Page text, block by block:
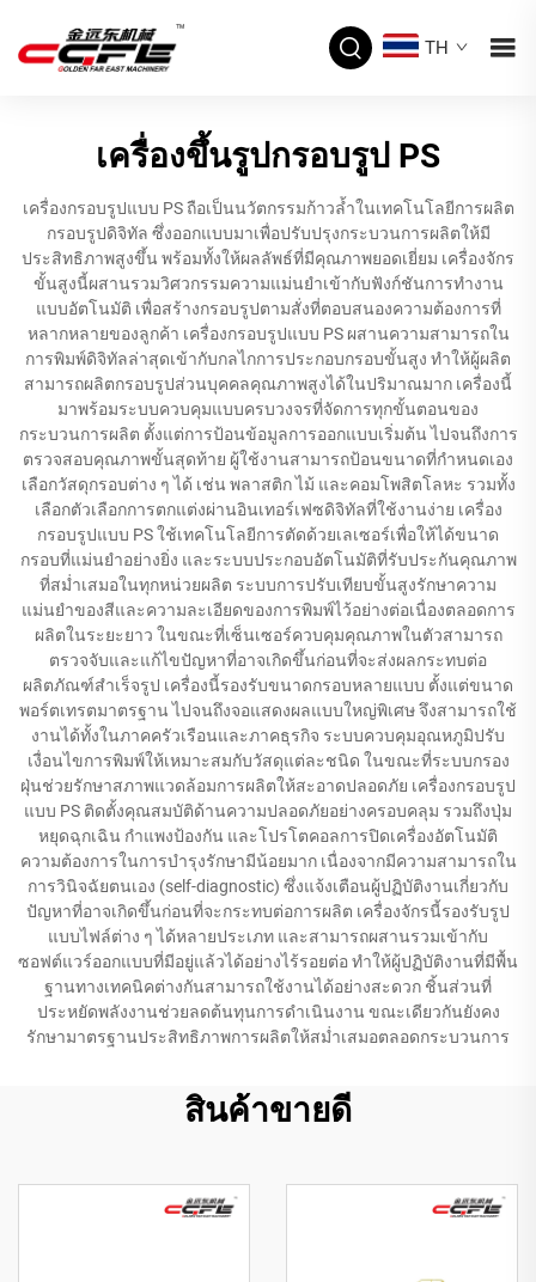
TH
เครื่องขึ้นรูปกรอบรูป PS
เครื่องกรอบรูปแบบ PS ถือเป็นนวัตกรรมก้าวล้ำในเทคโนโลยีการผลิต
กรอบรูปดิจิทัล ซึ่งออกแบบมาเพื่อปรับปรุงกระบวนการผลิตให้มี
ประสิทธิภาพสูงขึ้น พร้อมทั้งให้ผลลัพธ์ที่มีคุณภาพยอดเยี่ยม เครื่องจักร
ขั้นสูงนี้ผสานรวมวิศวกรรมความแม่นยำเข้ากับฟังก์ชันการทำงาน
แบบอัตโนมัติ เพื่อสร้างกรอบรูปตามสั่งที่ตอบสนองความต้องการที่
หลากหลายของลูกค้า เครื่องกรอบรูปแบบ PS ผสานความสามารถใน
การพิมพ์ดิจิทัลล่าสุดเข้ากับกลไกการประกอบกรอบขั้นสูง ทำให้ผู้ผลิต
สามารถผลิตกรอบรูปส่วนบุคคลคุณภาพสูงได้ในปริมาณมาก เครื่องนี้
มาพร้อมระบบควบคุมแบบครบวงจรที่จัดการทุกขั้นตอนของ
กระบวนการผลิต ตั้งแต่การป้อนข้อมูลการออกแบบเริ่มต้น ไปจนถึงการ
ตรวจสอบคุณภาพขั้นสุดท้าย ผู้ใช้งานสามารถป้อนขนาดที่กำหนดเอง
เลือกวัสดุกรอบต่าง ๆ ได้ เช่น พลาสติก ไม้ และคอมโพสิตโลหะ รวมทั้ง
เลือกตัวเลือกการตกแต่งผ่านอินเทอร์เฟซดิจิทัลที่ใช้งานง่าย เครื่อง
กรอบรูปแบบ PS ใช้เทคโนโลยีการตัดด้วยเลเซอร์เพื่อให้ได้ขนาด
กรอบที่แม่นยำอย่างยิ่ง และระบบประกอบอัตโนมัติที่รับประกันคุณภาพ
ที่สม่ำเสมอในทุกหน่วยผลิต ระบบการปรับเทียบขั้นสูงรักษาความ
แม่นยำของสีและความละเอียดของการพิมพ์ไว้อย่างต่อเนื่องตลอดการ
ผลิตในระยะยาว ในขณะที่เซ็นเซอร์ควบคุมคุณภาพในตัวสามารถ
ตรวจจับและแก้ไขปัญหาที่อาจเกิดขึ้นก่อนที่จะส่งผลกระทบต่อ
ผลิตภัณฑ์สำเร็จรูป เครื่องนี้รองรับขนาดกรอบหลายแบบ ตั้งแต่ขนาด
พอร์ตเทรตมาตรฐาน ไปจนถึงจอแสดงผลแบบใหญ่พิเศษ จึงสามารถใช้
งานได้ทั้งในภาคครัวเรือนและภาคธุรกิจ ระบบควบคุมอุณหภูมิปรับ
เงื่อนไขการพิมพ์ให้เหมาะสมกับวัสดุแต่ละชนิด ในขณะที่ระบบกรอง
ฝุ่นช่วยรักษาสภาพแวดล้อมการผลิตให้สะอาดปลอดภัย เครื่องกรอบรูป
แบบ PS ติดตั้งคุณสมบัติด้านความปลอดภัยอย่างครอบคลุม รวมถึงปุ่ม
หยุดฉุกเฉิน กำแพงป้องกัน และโปรโตคอลการปิดเครื่องอัตโนมัติ
ความต้องการในการบำรุงรักษามีน้อยมาก เนื่องจากมีความสามารถใน
การวินิจฉัยตนเอง (self-diagnostic) ซึ่งแจ้งเตือนผู้ปฏิบัติงานเกี่ยวกับ
ปัญหาที่อาจเกิดขึ้นก่อนที่จะกระทบต่อการผลิต เครื่องจักรนี้รองรับรูป
แบบไฟล์ต่าง ๆ ได้หลายประเภท และสามารถผสานรวมเข้ากับ
ซอฟต์แวร์ออกแบบที่มีอยู่แล้วได้อย่างไร้รอยต่อ ทำให้ผู้ปฏิบัติงานที่มีพื้น
ฐานทางเทคนิคต่างกันสามารถใช้งานได้อย่างสะดวก ชิ้นส่วนที่
ประหยัดพลังงานช่วยลดต้นทุนการดำเนินงาน ขณะเดียวกันยังคง
รักษามาตรฐานประสิทธิภาพการผลิตให้สม่ำเสมอตลอดกระบวนการ
สินค้าขายดี